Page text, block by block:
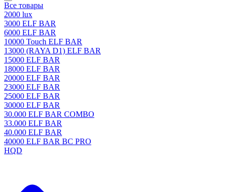
Все товары
2000 lux
3000 ELF BAR
6000 ELF BAR
10000 Touch ELF BAR
13000 (RAYA D1) ELF BAR
15000 ELF BAR
18000 ELF BAR
20000 ELF BAR
23000 ELF BAR
25000 ELF BAR
30000 ELF BAR
30.000 ELF BAR COMBO
33.000 ELF BAR
40.000 ELF BAR
40000 ELF BAR BC PRO
HQD